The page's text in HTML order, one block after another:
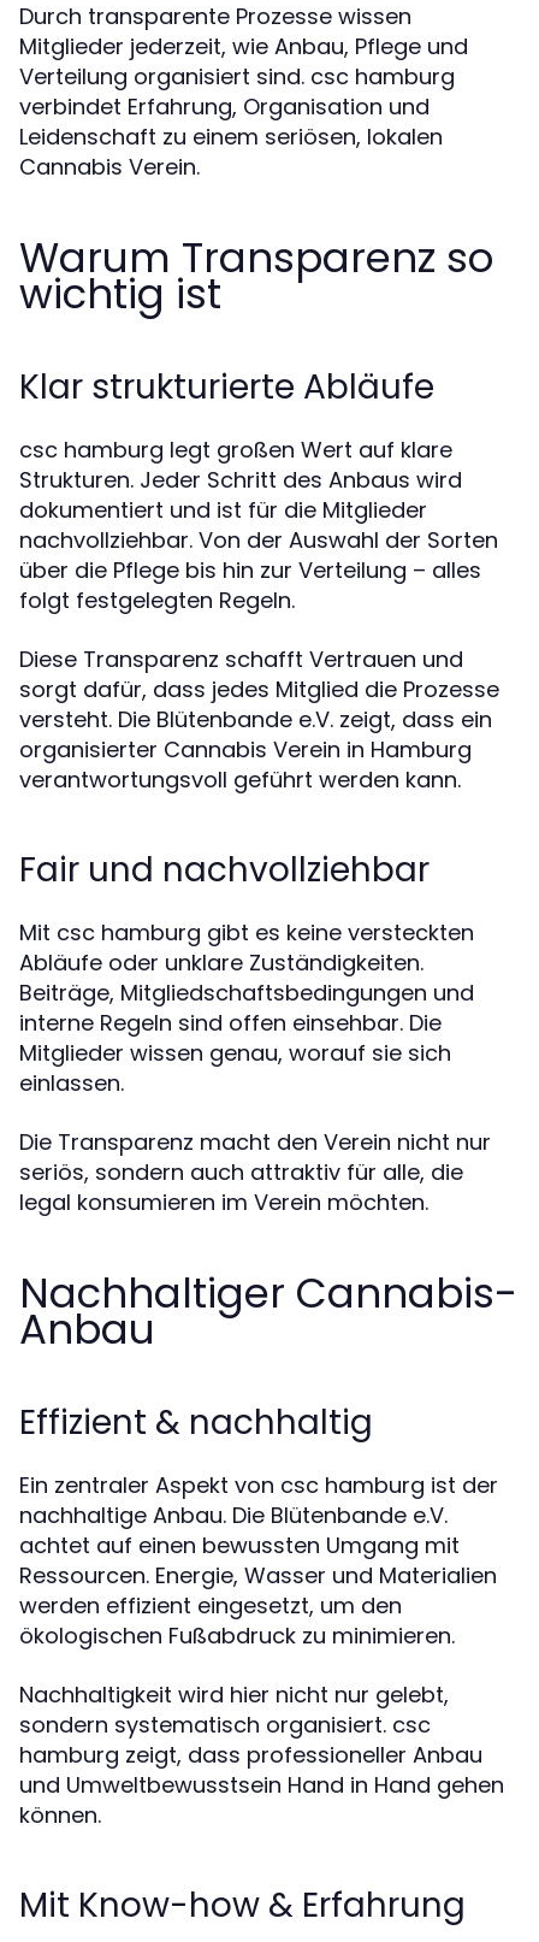
Durch transparente Prozesse wissen
Mitglieder jederzeit, wie Anbau, Pflege und
Verteilung organisiert sind. csc hamburg
verbindet Erfahrung, Organisation und
Leidenschaft zu einem seriösen, lokalen
Cannabis Verein.
Warum Transparenz so
wichtig ist
Klar strukturierte Abläufe
csc hamburg legt großen Wert auf klare
Strukturen. Jeder Schritt des Anbaus wird
dokumentiert und ist für die Mitglieder
nachvollziehbar. Von der Auswahl der Sorten
über die Pflege bis hin zur Verteilung – alles
folgt festgelegten Regeln.
Diese Transparenz schafft Vertrauen und
sorgt dafür, dass jedes Mitglied die Prozesse
versteht. Die Blütenbande e.V. zeigt, dass ein
organisierter Cannabis Verein in Hamburg
verantwortungsvoll geführt werden kann.
Fair und nachvollziehbar
Mit csc hamburg gibt es keine versteckten
Abläufe oder unklare Zuständigkeiten.
Beiträge, Mitgliedschaftsbedingungen und
interne Regeln sind offen einsehbar. Die
Mitglieder wissen genau, worauf sie sich
einlassen.
Die Transparenz macht den Verein nicht nur
seriös, sondern auch attraktiv für alle, die
legal konsumieren im Verein möchten.
Nachhaltiger Cannabis-
Anbau
Effizient & nachhaltig
Ein zentraler Aspekt von csc hamburg ist der
nachhaltige Anbau. Die Blütenbande e.V.
achtet auf einen bewussten Umgang mit
Ressourcen. Energie, Wasser und Materialien
werden effizient eingesetzt, um den
ökologischen Fußabdruck zu minimieren.
Nachhaltigkeit wird hier nicht nur gelebt,
sondern systematisch organisiert. csc
hamburg zeigt, dass professioneller Anbau
und Umweltbewusstsein Hand in Hand gehen
können.
Mit Know-how & Erfahrung